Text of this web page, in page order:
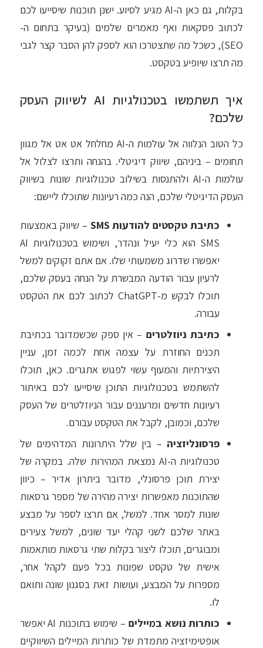
בקלות, גם כאן ה-AI מגיע לסיוע. ישנן תוכנות שיסייעו לכם
לכתוב פסקאות ואף מאמרים שלמים (בעיקר בתחום ה-
SEO), כשכל מה שתצטרכו הוא לספק להן הסבר קצר לגבי
מה תרצו שיופיע בטקסט.
איך תשתמשו בטכנולגיות AI לשיווק העסק
שלכם?
כל הטוב הנלווה אל עולמות ה-AI מחלחל אט אט אל מגוון
תחומים – ביניהם, שיווק דיגיטלי. בהנחה ותרצו לצלול אל
עולמות ה-AI ולהתנסות בשילוב טכנולוגיות שונות בשיווק
העסק הדיגיטלי שלכם, הנה כמה רעיונות שתוכלו ליישם:
כתיבת טקסטים להודעות SMS
– שיווק באמצעות
SMS הוא כלי יעיל ונהדר, ושימוש בטכנולוגיות AI
יאפשרו שדרוג משמעותי שלו. אם אתם זקוקים למשל
לרעיון עבור הודעה המבשרת על הנחה בעסק שלכם,
תוכלו לבקש מ-ChatGPT לכתוב לכם את הטקסט
עבורה.
כתיבת ניוזלטרים – אין ספק שכשמדובר בכתיבת
תכנים החוזרת על עצמה אחת לכמה זמן, עניין
היצירתיות והמעוף עשוי לפגוש אתגרים. כאן, תוכלו
להשתמש בטכנולוגיות התוכן שיסייעו לכם באיתור
רעיונות חדשים ומרעננים עבור הניוזלטרים של העסק
שלכם, וכמובן, לקבל את הטקסט עבורם.
פרסונליזציה – בין שלל היתרונות המדהימים של
טכנולוגיות ה-AI נמצאת המהירות שלה. במקרה של
יצירת תוכן פרסונלי, מדובר ביתרון אדיר – כיוון
שהתוכנות מאפשרות יצירה מהירה של מספר גרסאות
שונות למסר אחד. למשל, אם תרצו לספר על מבצע
באתר שלכם לשני קהלי יעד שונים, למשל צעירים
ומבוגרים, תוכלו ליצור בקלות שתי גרסאות מותאמות
אישית של טקסט שפונות בכל פעם לקהל אחר,
מספרות על המבצע, ועושות זאת בסגנון שונה ותואם
לו.
כותרות נושא במיילים
– שימוש בתוכנות AI יאפשר
אופטימיזציה מתמדת של כותרות המיילים השיווקיים